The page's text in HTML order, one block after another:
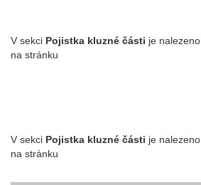
V sekci Pojistka kluzné části je nalezeno
na stránku
V sekci Pojistka kluzné části je nalezeno
na stránku